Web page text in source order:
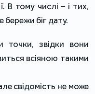
В тому числі – і тих,
бережи біг дату.
точки, звідки вони
всіяною такими
свідомість не може